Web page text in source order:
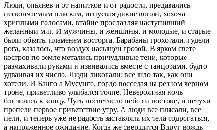
Люди, опьянев и от напитков и от радости, предавались
нескончаемым пляскам, испуская дикие вопли, хохоча
хриплыми голосами, втайне прославляя наступивший
желанный миг. И мужчины, и женщины, и молодые, и старые
были объяты пламенем восторга. Барабаны грохотали, гудели
рога, казалось, что воздух насыщен грозой. В ярком свете
костров по земле метались причудливые тени, которые
размахивали руками и извивались вместе с танцорами, будто
удваивая их число. Люди ликовали: все шло так, как они
хотели. И Банго а Мусунго, гордо восседая на резном черном
троне, приветливо улыбался толпе. Невероятная ночь
близилась к концу. Чуть посветлело небо на востоке, и петухи
пропели первое приветствие утру. А люди все плясали, все
пели, и теперь уже не радость заставляла их тела содрогаться,
а напряженное ожидание. Когда же свершится Вдруг вождь